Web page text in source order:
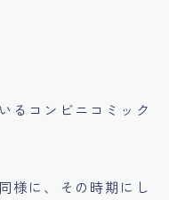
るコンビニコミック
様に、その時期にし